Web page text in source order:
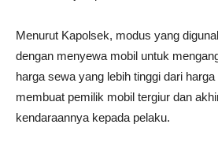
Menurut Kapolsek, modus yang
dengan menyewa mobil untuk
harga sewa yang lebih tinggi dari
membuat pemilik mobil tergiur dan
kendaraannya kepada pelaku.